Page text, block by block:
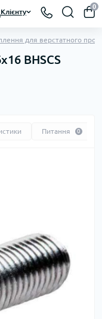
Клієнту
0
для верстатного
BHSCS
Питання 0